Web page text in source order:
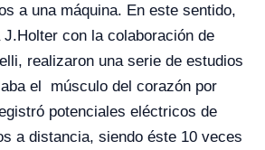
a una máquina. En este sentido,
con la colaboración de
realizaron una serie de estudios
el músculo del corazón por
potenciales eléctricos de
a distancia, siendo éste 10 veces